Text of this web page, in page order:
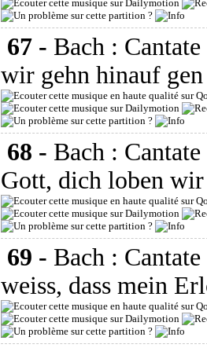
67 - Bach :
wir gehn hinauf gen
68 - Bach :
Gott, dich loben wir
69 - Bach :
weiss, dass mein